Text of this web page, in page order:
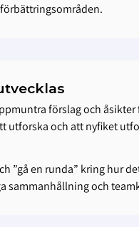
förslag och
utforska och att nyfiket
en runda” kring hur
sammanhållning och